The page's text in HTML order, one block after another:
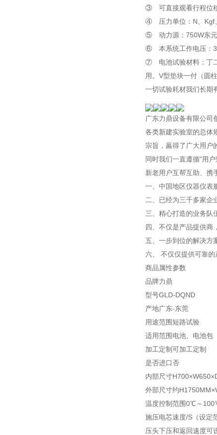
③ 可直接观看行程位
④ 压力单位：N、Kgf
⑤ 动力源：750W东元
⑥ 本系统工作电压：
⑦ 电池试验材料： 丁
用。V型垫块一付（圆
一切试验耗材我们长期
广东力鼎设备有限公司
各类新建实验室的总体
宗旨，羸得了广大用户
同时我们一直遵循"用
新老用户互帮互助、携
一、中国地区仪器仪表
二、已经为三千多家企
三、精心打造的业务队
四、不仅是产品提供商
五、一步到位的解决方
六、 不仅仅提供可靠
商品属性参数
品牌力鼎
型号GLD-DQND
产地广东-东莞
用途范围短路试验
适用范围电池、电池包
加工定制可加工定制
是否进口否
内部尺寸
外部尺寸约
温度控制范围0℃～
施压电芯速度/S（设定
压头下压和返回速度可